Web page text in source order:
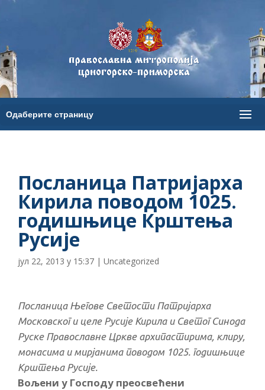
Посланица Патријарха
Кирила поводом 1025.
годишњице Крштења
Русије
јул 22, 2013 у 15:37 | Uncategorized
Посланица Његове Светости Патријарха
Московског и целе Русије Кирила и Светог Синода
Руске Православне Цркве архипастирима, клиру,
монасима и мирјанима поводом 1025. годишњице
Крштења Русије.
Вољени у Господу преосвећени